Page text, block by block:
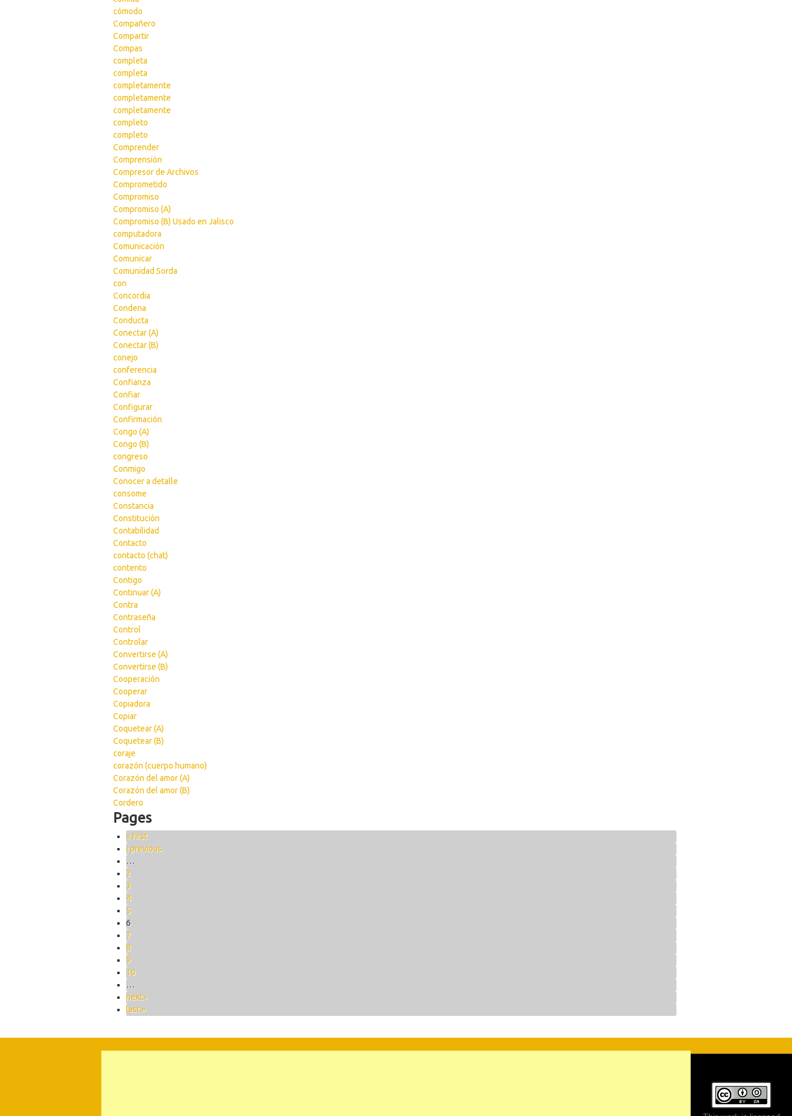
cómodo
Compañero
Compartir
Compas
completa
completa
completamente
completamente
completamente
completo
completo
Comprender
Comprensión
Compresor de Archivos
Comprometido
Compromiso
Compromiso (A)
Compromiso (B) Usado en Jalisco
computadora
Comunicación
Comunicar
Comunidad Sorda
con
Concordia
Condena
Conducta
Conectar (A)
Conectar (B)
conejo
conferencia
Confianza
Confiar
Configurar
Confirmación
Congo (A)
Congo (B)
congreso
Conmigo
Conocer a detalle
consome
Constancia
Constitución
Contabilidad
Contacto
contacto (chat)
contento
Contigo
Continuar (A)
Contra
Contraseña
Control
Controlar
Convertirse (A)
Convertirse (B)
Cooperación
Cooperar
Copiadora
Copiar
Coquetear (A)
Coquetear (B)
coraje
corazón (cuerpo humano)
Corazón del amor (A)
Corazón del amor (B)
Cordero
Pages
« first
‹ previous
…
2
3
4
5
6
7
8
9
10
…
next ›
last »